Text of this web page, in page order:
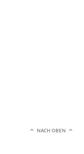
NACH OBEN